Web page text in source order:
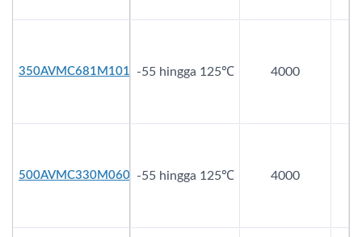
-55 hingga 125℃ 4000
-55 hingga 125℃ 4000
350AVMC681M1016
500AVMC330M0608